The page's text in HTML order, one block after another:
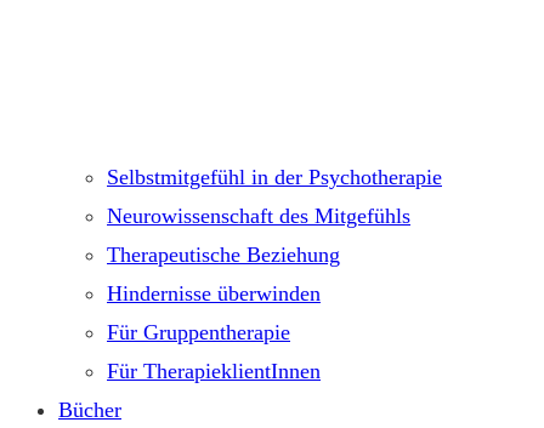
Selbstmitgefühl in der Psychotherapie
Neurowissenschaft des Mitgefühls
Therapeutische Beziehung
Hindernisse überwinden
Für Gruppentherapie
Für TherapieklientInnen
Bücher